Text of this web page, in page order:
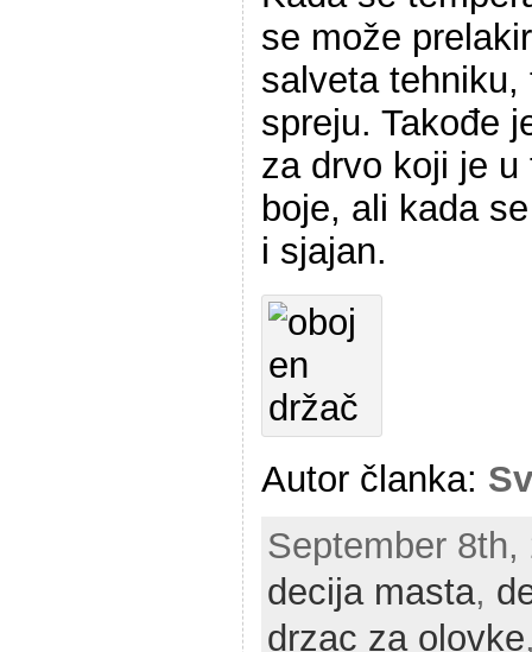
se može
salveta
spreju. Takođe
za drvo koji je
boje, ali kada
i sjajan.
Autor članka:
September
decija masta,
drzac za olovke